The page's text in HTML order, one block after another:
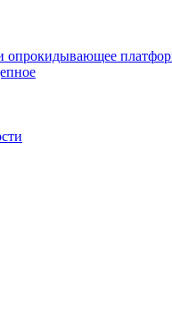
опрокидывающее